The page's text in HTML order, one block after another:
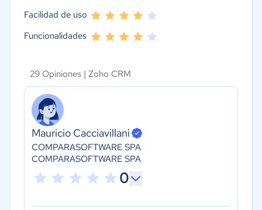
Facilidad de uso
Funcionalidades
29 Opiniones | Zoho CRM
Mauricio Cacciavillani
COMPARASOFTWARE SPA
COMPARASOFTWARE SPA
0